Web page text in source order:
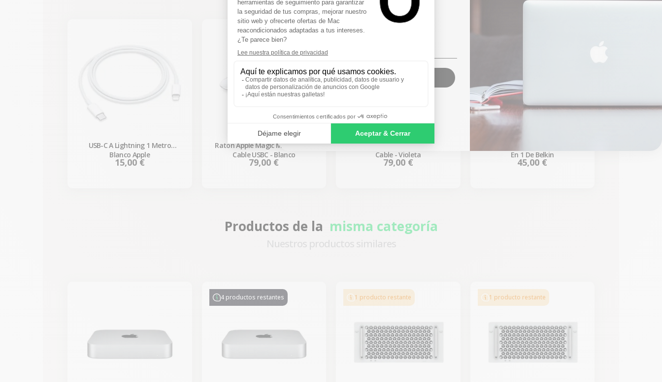
USB-C A Lightning 1 Metro
Blanco Apple
Precio
15,00 €
Ratón Apple Magic Mouse 3 Sin
Cable USBC - Blanco
Precio
79,00 €
Ratón Apple Magic Mouse 2 Sin
Cable - Violeta
Precio
79,00 €
En 1 De Belkin
Precio
45,00 €
Productos de la misma categoría
Nuestros productos similares
4 productos restantes 1 producto restante 1 producto restante
Sign up to receive your discount.
SIGN ME UP!